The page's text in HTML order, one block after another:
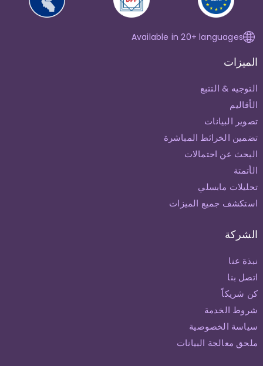
Available in 20+ languages
الميزات
التوجيه & التتبع
الأقاليم
تصوير البيانات
تضمين الخرائط المباشرة
البحث عن احتمالات
الأتمتة
تحليلات مابسلي
استكشف جميع الميزات
الشركة
نبذة عنا
اتصل بنا
كن شريكاً
شروط الخدمة
سياسة الخصوصية
ملحق معالجة البيانات